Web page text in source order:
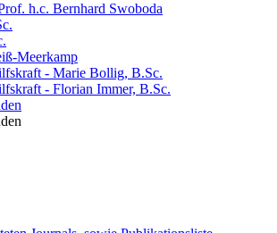
h.c. Bernhard Swoboda
Meerkamp
- Marie Bollig, B.Sc.
- Florian Immer, B.Sc.